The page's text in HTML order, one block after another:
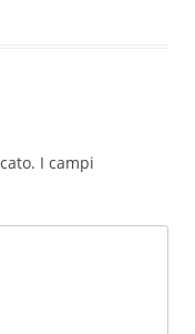
I campi